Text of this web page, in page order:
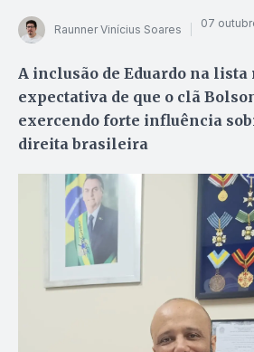
Raunner Vinícius Soares 07
A inclusão de Eduardo na lista
expectativa de que o clã
exercendo forte influência
direita brasileira